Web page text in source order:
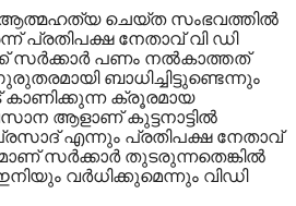
ആത്മഹത്യ ചെയ്ത സംഭവത്തില്‍
പ്രതിപക്ഷ നേതാവ് വി ഡി
സര്‍ക്കാര്‍ പണം നല്‍കാത്തത്
ബാധിച്ചിട്ടുണ്ടെന്നും
ക്രൂരമായ
ആളാണ് കുട്ടനാട്ടിൽ
എന്നും പ്രതിപക്ഷ നേതാവ്
സർക്കാർ തുടരുന്നതെങ്കിൽ
വർധിക്കുമെന്നും വിഡി